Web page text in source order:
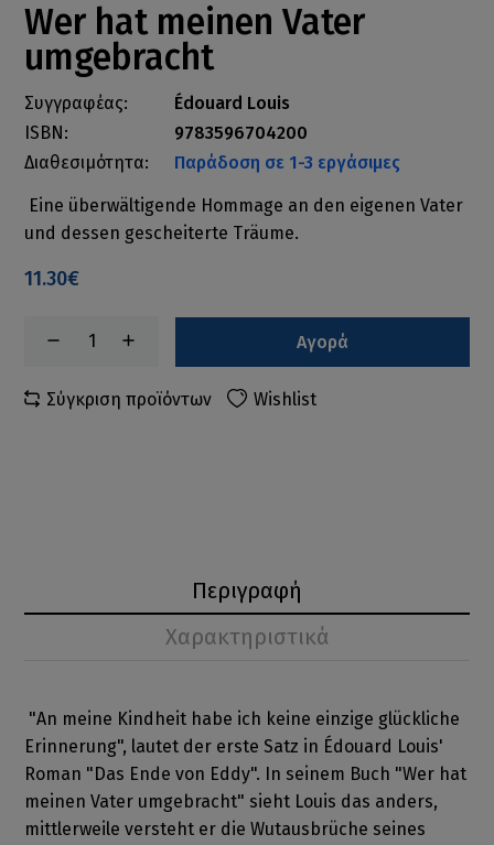
Wer hat meinen Vater
umgebracht
Συγγραφέας:
Édouard Louis
ISBN:
9783596704200
Διαθεσιμότητα:
Παράδοση σε 1-3 εργάσιμες
Eine überwältigende Hommage an den eigenen Vater
und dessen gescheiterte Träume.
11.30€
Αγορά
Σύγκριση προϊόντων Wishlist
Περιγραφή
Χαρακτηριστικά
"An meine Kindheit habe ich keine einzige glückliche
Erinnerung", lautet der erste Satz in Édouard Louis'
Roman "Das Ende von Eddy". In seinem Buch "Wer hat
meinen Vater umgebracht" sieht Louis das anders,
mittlerweile versteht er die Wutausbrüche seines